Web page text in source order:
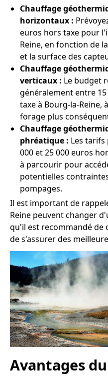
Chauffage
horizontaux :
euros hors taxe pour
Reine, en fonction de
et la surface des
Chauffage
verticaux : Le budget
généralement entre
taxe à Bourg-la-Reine,
forage plus
Chauffage
phréatique : Les
000 et 25 000 euros
à parcourir pour
potentielles
pompages.
Il est important de
Reine peuvent changer
qu'il est recommandé de
de s'assurer des
Avantages